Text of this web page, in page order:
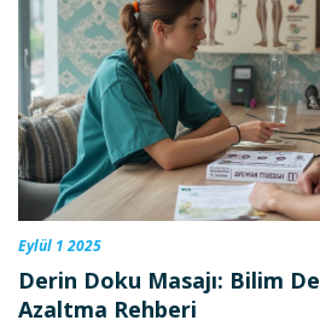
Eylül 1 2025
Derin Doku Masajı: Bilim
Azaltma Rehberi